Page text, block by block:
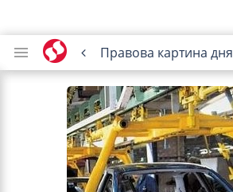
Правова картина дня